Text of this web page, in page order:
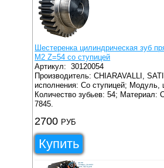
Шестеренка цилиндрическая зуб
M2 Z=54 со ступицей
Артикул:30120054
Производитель: CHIARAVALLI,
исполнения: Со ступицей; Модуль,
Количество зубьев: 54; Материал:
7845.
2700 РУБ
Купить